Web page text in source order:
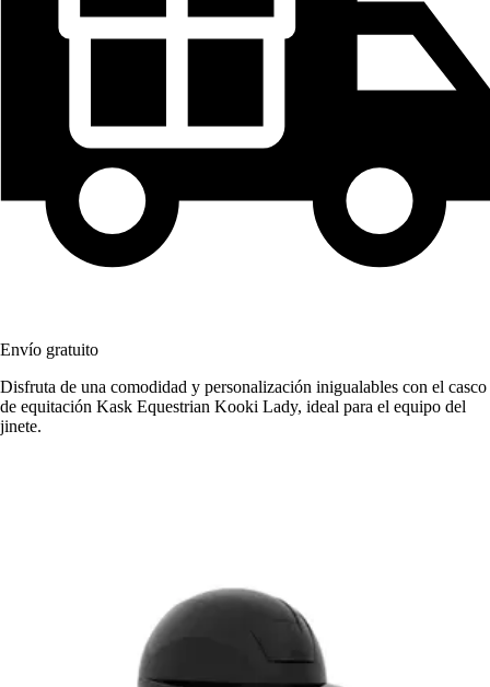
Envío gratuito
Disfruta de una comodidad y personalización inigualables con el casco
de equitación Kask Equestrian Kooki Lady, ideal para el equipo del
jinete.